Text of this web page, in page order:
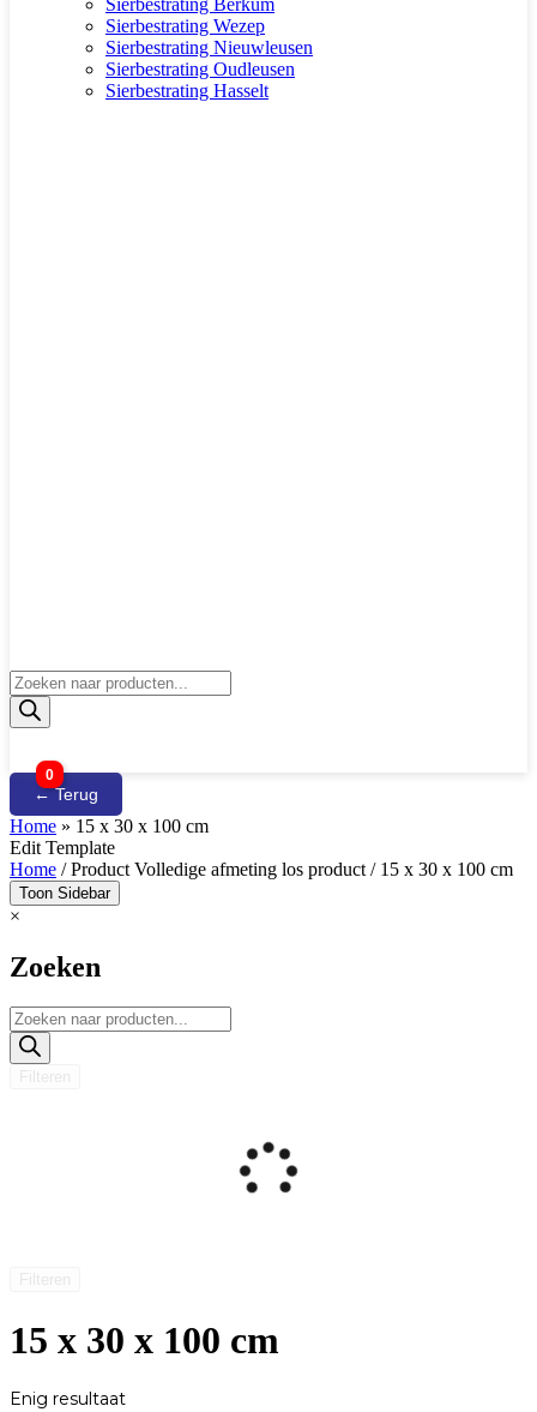
Sierbestrating Wezep
Sierbestrating Nieuwleusen
Sierbestrating Oudleusen
Sierbestrating Hasselt
Producten
zoeken
0
← Terug
Home » 15 x 30 x 100 cm
Edit Template
Home / Product Volledige afmeting los product / 15 x 30 x 100 cm
Toon Sidebar
×
Zoeken
Producten
zoeken
15 x 30 x 100 cm
Enig resultaat